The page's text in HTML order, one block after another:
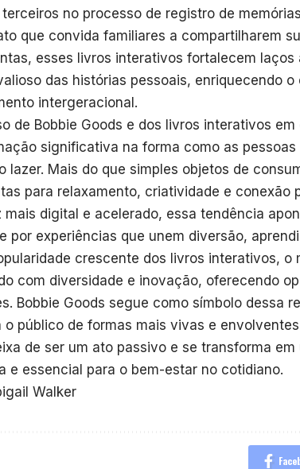
no processo de registro de
que convida familiares a compartilharem
esses livros interativos fortalecem
das histórias pessoais, enriquecendo
intergeracional.
de Bobbie Goods e dos livros interativos
significativa na forma como as
lazer. Mais do que simples objetos de
para relaxamento, criatividade e conexão
mais digital e acelerado, essa tendência
por experiências que unem diversão,
crescente dos livros interativos, o
com diversidade e inovação, oferecendo
Bobbie Goods segue como símbolo dessa
o público de formas mais vivas e
de ser um ato passivo e se transforma
e essencial para o bem-estar no cotidiano.
Walker